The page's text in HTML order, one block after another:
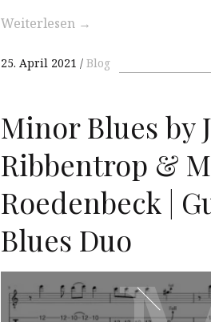
Weiterlesen →
25. April 2021 Blog
Minor Blues by
Ribbentrop &
Roedenbeck |
Blues Duo